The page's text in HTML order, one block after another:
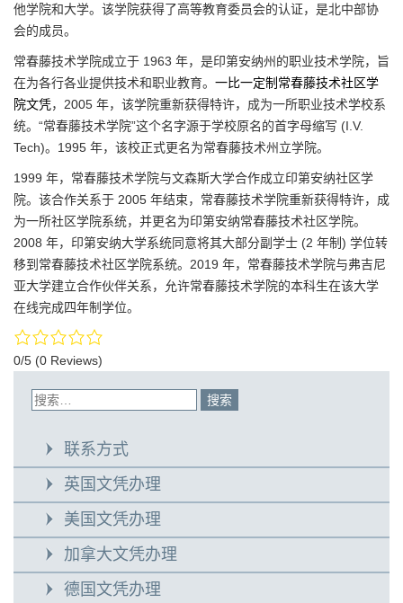
他学院和大学。该学院获得了高等教育委员会的认证，是北中部协
会的成员。
常春藤技术学院成立于 1963 年，是印第安纳州的职业技术学院，旨
在为各行各业提供技术和职业教育。 一比一定制常春藤技术社区学
院文凭，2005 年，该学院重新获得特许，成为一所职业技术学校系
统。“常春藤技术学院”这个名字源于学校原名的首字母缩写 (I.V.
Tech)。1995 年，该校正式更名为常春藤技术州立学院。
1999 年，常春藤技术学院与文森斯大学合作成立印第安纳社区学
院。该合作关系于 2005 年结束，常春藤技术学院重新获得特许，成
为一所社区学院系统，并更名为印第安纳常春藤技术社区学院。
2008 年，印第安纳大学系统同意将其大部分副学士 (2 年制) 学位转
移到常春藤技术社区学院系统。2019 年，常春藤技术学院与弗吉尼
亚大学建立合作伙伴关系，允许常春藤技术学院的本科生在该大学
在线完成四年制学位。
0/5 (0 Reviews)
联系方式
英国文凭办理
美国文凭办理
加拿大文凭办理
德国文凭办理